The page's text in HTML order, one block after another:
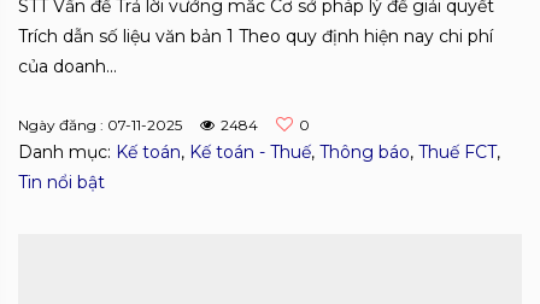
STT Vấn đề Trả lời vướng mắc Cơ sở pháp lý để giải quyết
Trích dẫn số liệu văn bản 1 Theo quy định hiện nay chi phí
của doanh...
Ngày đăng : 07-11-2025 2484 0
Danh mục: Kế toán, Kế toán - Thuế, Thông báo, Thuế FCT,
Tin nổi bật